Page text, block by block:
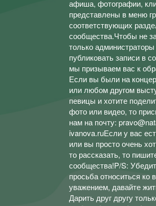
афиша, фотографии,
представлены в меню
соответствующих
сообщества.Чтобы не
только
публиковать записи в
мы призываем вас к
Если вы были на
или любом другом
певицы и хотите
фото или видео, то
нам на почту:
ivanova.ruЕсли у вас
или вы просто очень
то рассказать, то
сообщества!P/S:
просьба относиться ко
уважением, давайте
Дарить друг другу